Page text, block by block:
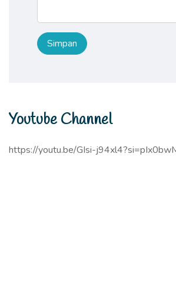
Youtube Channel
https://youtu.be/GIsi-